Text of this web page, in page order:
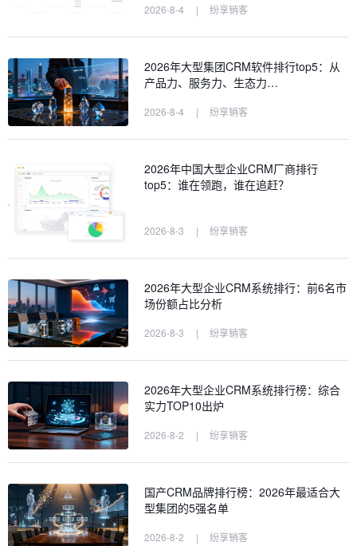
2026-8-4 | 纷享销客
2026年大型集团CRM软件排行top5：从
产品力、服务力、生态力…
2026-8-4 | 纷享销客
2026年中国大型企业CRM厂商排行
top5：谁在领跑，谁在追赶？
2026-8-3 | 纷享销客
2026年大型企业CRM系统排行：前6名市
场份额占比分析
2026-8-3 | 纷享销客
2026年大型企业CRM系统排行榜：综合
实力TOP10出炉
2026-8-2 | 纷享销客
国产CRM品牌排行榜：2026年最适合大
型集团的5强名单
2026-8-2 | 纷享销客